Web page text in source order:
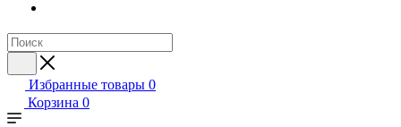
Избранные товары 0
Корзина 0